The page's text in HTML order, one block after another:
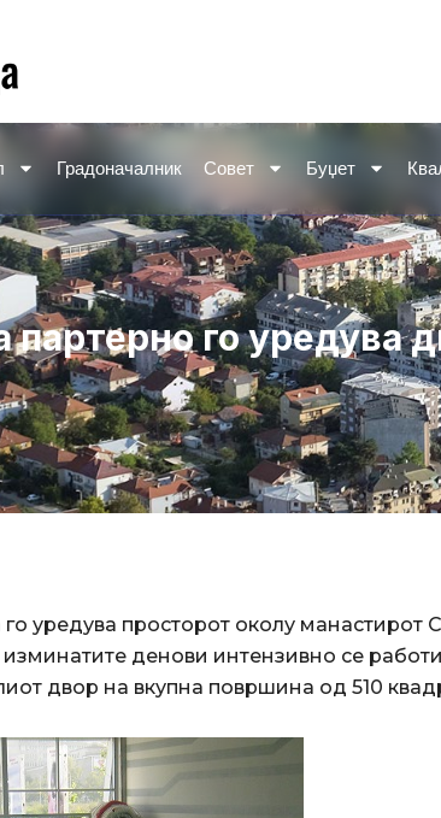
Градоначалник Совет Буџет
партерно го уредува
уредува просторот околу манастирот
изминатите денови интензивно се
двор на вкупна површина од 510